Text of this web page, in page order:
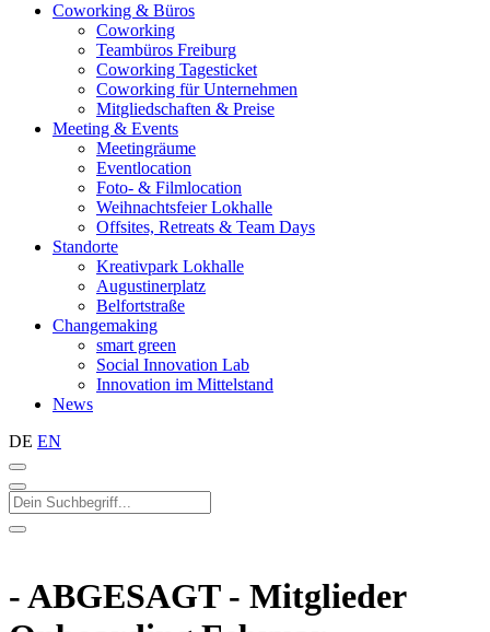
Coworking & Büros
Coworking
Teambüros Freiburg
Coworking Tagesticket
Coworking für Unternehmen
Mitgliedschaften & Preise
Meeting & Events
Meetingräume
Eventlocation
Foto- & Filmlocation
Weihnachtsfeier Lokhalle
Offsites, Retreats & Team Days
Standorte
Kreativpark Lokhalle
Augustinerplatz
Belfortstraße
Changemaking
smart green
Social Innovation Lab
Innovation im Mittelstand
News
DE EN
- ABGESAGT - Mitglieder